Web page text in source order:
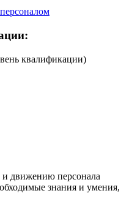
квалификации)
и движению персонала
знания и умения,